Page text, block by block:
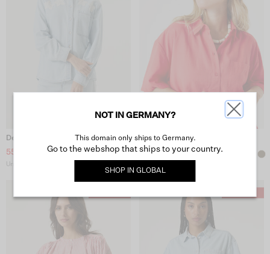
Denim-Bluse - Hell Used
55,00 €
Ursprünglicher Preis: 79,99 €
Rote Bluse
40,00 €
Ursprünglicher Preis: 59,99 €
NOT IN GERMANY?
This domain only ships to Germany.
Go to the webshop that ships to your country.
SHOP IN GLOBAL